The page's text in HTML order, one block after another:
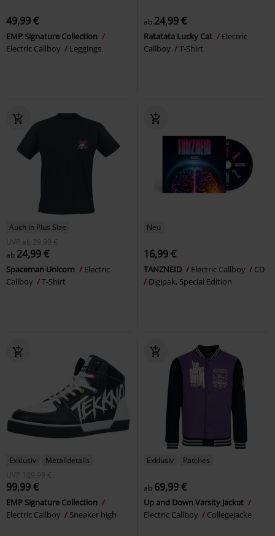
49,99 €
EMP Signature Collection
Electric Callboy
Leggings
ab 24,99 €
Ratatata Lucky Cat
Electric
Callboy
T-Shirt
Auch in Plus Size
UVP
ab 29,99 €
ab 24,99 €
Spaceman Unicorn
Electric
Callboy
T-Shirt
Neu
16,99 €
TANZNEID Electric Callboy
CD
Digipak, Special Edition
Exklusiv
Metalldetails
UVP
109,99 €
99,99 €
EMP Signature Collection
Electric Callboy
Sneaker high
Exklusiv Patches
ab 69,99 €
Up and Down Varsity Jacket
Electric Callboy
Collegejacke